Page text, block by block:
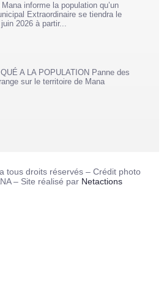
informe la population qu’un
Extraordinaire se tiendra le
2026 à partir...
A LA POPULATION Panne des
sur le territoire de Mana
tous droits réservés – Crédit photo
– Site réalisé par Netactions